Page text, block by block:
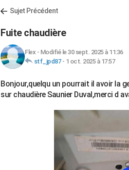
Sujet Précédent
Fuite chaudière
Flex - Modifié le 30 sept. 2025 à 11:36
stf_jpd87- 1 oct. 2025 à 17:57
Bonjour,quelqu un pourrait il avoir la
sur chaudière Saunier Duval,merci d